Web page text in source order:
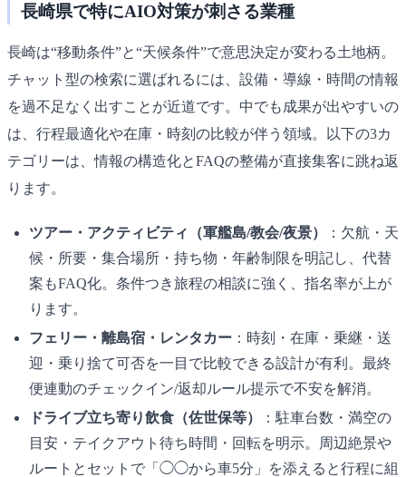
長崎県で特にAIO対策が刺さる業種
長崎は“移動条件”と“天候条件”で意思決定が変わる土地柄。
チャット型の検索に選ばれるには、設備・導線・時間の情報
を過不足なく出すことが近道です。中でも成果が出やすいの
は、行程最適化や在庫・時刻の比較が伴う領域。以下の3カ
テゴリーは、情報の構造化とFAQの整備が直接集客に跳ね返
ります。
ツアー・アクティビティ（軍艦島/教会/夜景）
：欠航・天
候・所要・集合場所・持ち物・年齢制限を明記し、代替
案もFAQ化。条件つき旅程の相談に強く、指名率が上が
ります。
フェリー・離島宿・レンタカー ：時刻・在庫・乗継・送
迎・乗り捨て可否を一目で比較できる設計が有利。最終
便連動のチェックイン/返却ルール提示で不安を解消。
ドライブ立ち寄り飲食（佐世保等）
：駐車台数・満空の
目安・テイクアウト待ち時間・回転を明示。周辺絶景や
ルートとセットで「◯◯から車5分」を添えると行程に組